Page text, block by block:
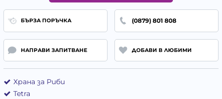
БЪРЗА ПОРЪЧКА (0879) 801 808
НАПРАВИ ЗАПИТВАНЕ ДОБАВИ В ЛЮБИМИ
Храна за Риби
Tetra